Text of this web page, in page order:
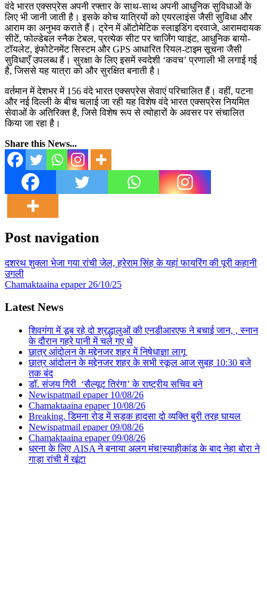
वंदे भारत एक्सप्रेस अपनी रफ्तार के साथ-साथ अपनी आधुनिक सुविधाओं के
लिए भी जानी जाती है। इसके कोच यात्रियों को एयरलाइंस जैसी सुविधा और
आराम का अनुभव कराते हैं। ट्रेन में ऑटोमेटिक स्लाइडिंग दरवाजे, आरामदायक
सीटें, फोल्डेबल स्नैक टेबल, प्रत्येक सीट पर चार्जिंग प्वाइंट, आधुनिक बायो-
टॉयलेट, इंफोटेनमेंट सिस्टम और GPS आधारित रियल-टाइम सूचना जैसी
सुविधाएँ उपलब्ध हैं। सुरक्षा के लिए इसमें स्वदेशी ‘कवच’ प्रणाली भी लगाई गई
है, जिससे यह यात्रा को और सुरक्षित बनाती है।
वर्तमान में देशभर में 156 वंदे भारत एक्सप्रेस सेवाएं परिचालित हैं। वहीं, पटना
और नई दिल्ली के बीच चलाई जा रही यह विशेष वंदे भारत एक्सप्रेस नियमित
सेवाओं के अतिरिक्त है, जिसे विशेष रूप से त्योहारों के अवसर पर संचालित
किया जा रहा है।
Share this News...
Post navigation
दशरथ शुक्ला भेजा गया रांची जेल, हरेराम सिंह के यहां फायरिंग की पूरी कहानी
उगली
Chamaktaaina epaper 26/10/25
Latest News
शिवगंगा में डूब रहे दो श्रद्धालुओं की एनडीआरएफ ने बचाई जान, , स्नान
के दौरान गहरे पानी में चले गए थे
छात्र आंदोलन के मद्देनजर शहर में निषेधाज्ञा लागू
छात्र आंदोलन के मद्देनजर शहर के सभी स्कूल आज सुबह 10:30 बजे
तक बंद
डॉ. संजय गिरी ‘सैल्यूट तिरंगा’ के राष्ट्रीय सचिव बने
Newispatmail epaper 10/08/26
Chamaktaaina epaper 10/08/26
Breaking. डिमना रोड में सड़क हादसा दो व्यक्ति बुरी तरह घायल
Newispatmail epaper 09/08/26
Chamaktaaina epaper 09/08/26
धरना के लिए AISA ने बनाया अलग मंच!स्याहीकांड के बाद नेहा बोरा ने
गाड़ा रांची में खूंटा